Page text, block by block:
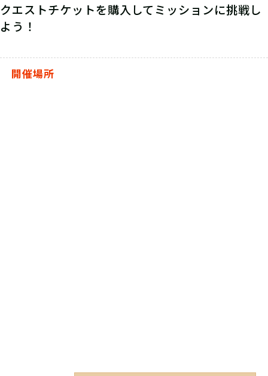
クエストチケットを購入してミッションに挑戦し
よう！
開催場所